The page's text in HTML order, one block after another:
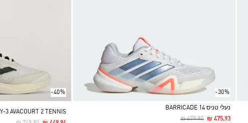
-30%
נעלי טניס BARRICADE 14
Price Reduced From
₪ 679.90To₪ 475.93
-40%
Y-3 AVACOURT 2 TENNIS נעלי